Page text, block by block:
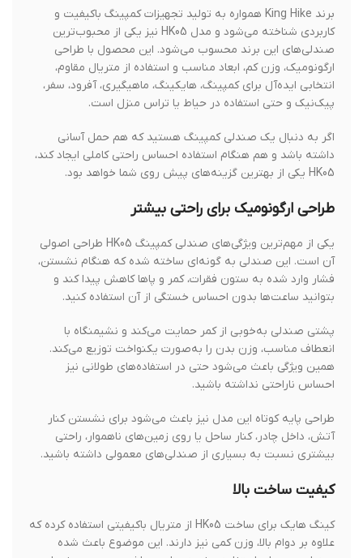
برند King Hike همواره به تولید تجهیزات کمپینگ باکیفیت و
کاربردی شناخته می‌شود و مدل HK05 نیز یکی از محبوب‌ترین
صندلی‌های این برند محسوب می‌شود. این محصول با طراحی
ارگونومیک، وزن کم، ابعاد مناسب و استفاده از متریال مقاوم،
انتخابی ایده‌آل برای کمپینگ، هایکینگ، ماهیگیری، آفرود، سفر،
پیک‌نیک و حتی استفاده در حیاط یا تراس منزل است.
اگر به دنبال یک صندلی کمپینگ هستید که هم حمل آسانی
داشته باشد و هم هنگام استفاده احساس راحتی کاملی ایجاد کند،
HK05 یکی از بهترین گزینه‌های پیش روی شما خواهد بود.
طراحی ارگونومیک برای راحتی بیشتر
یکی از مهم‌ترین ویژگی‌های صندلی کمپینگ HK05 طراحی اصولی
آن است. این صندلی به گونه‌ای ساخته شده که هنگام نشستن،
فشار وارد شده به ستون فقرات، کمر و پاها کاهش پیدا کند و
بتوانید ساعت‌ها بدون احساس خستگی از آن استفاده کنید.
پشتی صندلی به‌خوبی از کمر حمایت می‌کند و نشیمنگاه با
انعطاف مناسب، وزن بدن را به‌صورت یکنواخت توزیع می‌کند.
همین ویژگی باعث می‌شود حتی در استفاده‌های طولانی نیز
احساس ناراحتی نداشته باشید.
طراحی پایه کوتاه این مدل نیز باعث می‌شود برای نشستن کنار
آتش، داخل چادر، کنار ساحل یا روی زمین‌های ناهموار، راحتی
بیشتری نسبت به بسیاری از صندلی‌های معمولی داشته باشید.
کیفیت ساخت بالا
کینگ هایک برای ساخت HK05 از متریال باکیفیتی استفاده کرده که
علاوه بر دوام بالا، وزن کمی نیز دارند. این موضوع باعث شده